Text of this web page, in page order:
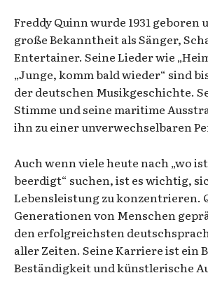
Freddy Quinn wurde 1931 geboren
große Bekanntheit als Sänger,
Entertainer. Seine Lieder wie
„Junge, komm bald wieder“ sind
der deutschen Musikgeschichte.
Stimme und seine maritime
ihn zu einer unverwechselbaren
Auch wenn viele heute nach „wo
beerdigt“ suchen, ist es wichtig,
Lebensleistung zu konzentrieren.
Generationen von Menschen
den erfolgreichsten
aller Zeiten. Seine Karriere ist ein
Beständigkeit und künstlerische